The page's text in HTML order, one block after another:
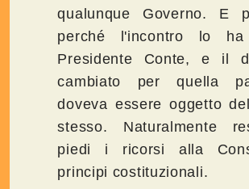
qualunque Governo. E
perché l'incontro lo
Presidente Conte, e il
cambiato per quella
doveva essere oggetto
stesso. Naturalmente
piedi i ricorsi alla
principi costituzionali.